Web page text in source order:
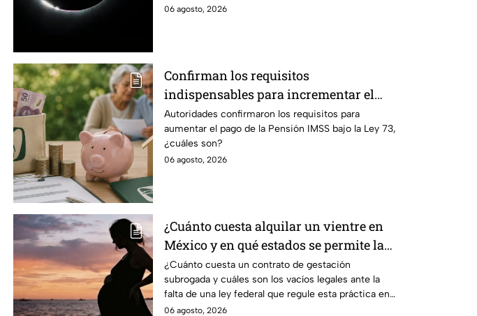
agosto.
06 agosto, 2026
Confirman los requisitos
indispensables para incrementar el
pago de la Pensión IMSS bajo el
régimen de la Ley 73
Autoridades confirmaron los requisitos para
aumentar el pago de la Pensión IMSS bajo la Ley 73,
¿cuáles son?
06 agosto, 2026
¿Cuánto cuesta alquilar un vientre en
México y en qué estados se permite la
gestación subrogada?
¿Cuánto cuesta un contrato de gestación
subrogada y cuáles son los vacíos legales ante la
falta de una ley federal que regule esta práctica en
México?
06 agosto, 2026